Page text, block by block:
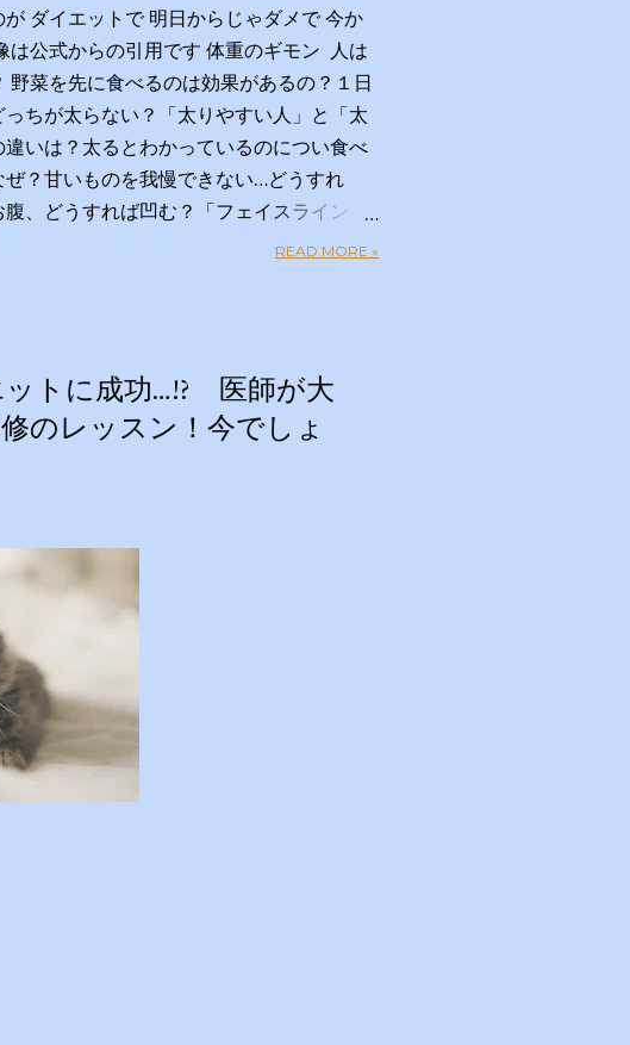
ダイエットで 明日からじゃダメで 今か
は公式からの引用です 体重のギモン 人は
野菜を先に食べるのは効果があるの？１日
っちが太らない？「太りやすい人」と「太
違いは？太るとわかっているのについ食べ
ぜ？甘いものを我慢できない…どうすれ
、どうすれば凹む？「フェイスライン」
られる？ラクして太りにくい体になる方法
伊沢拓司 【ゲスト学友】名取裕子 島崎
伊集院光 【講師】小田原雅人 東京医
員教授 加藤俊徳 加藤プラチナクリ
運動器認定理学療法士 ◇おしら
組ＨＰ https://www.tv-
この番組は、テレビ朝日が選んだ
らいたい番組』です。 体重に関する10の
体の仕組みや心理的なアプローチから分
します！ 🥦 1. 人はなぜ太るのか？ 根本
シンプルで、「摂取カロリー（食べる
リー（動く量）を上回っているから」で
果があるの？ 非常に効果があります。
READ MORE »
ットに成功…!? 医師が大
のレッスン！今でしょ